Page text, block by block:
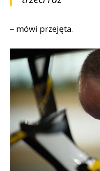
– mówi przejęta.